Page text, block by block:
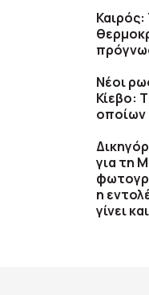
Νέοι
Κίεβο:
οποίων
για τη
η
γίνει